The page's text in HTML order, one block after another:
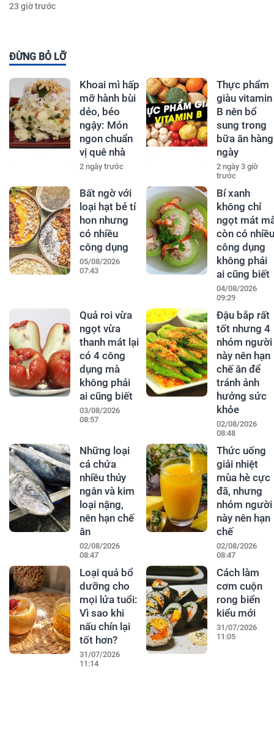
23 giờ trước
ĐỪNG BỎ LỠ
Khoai mì hấp
mỡ hành bùi
dẻo, béo
ngậy: Món
ngon chuẩn
vị quê nhà
2 ngày trước
Thực phẩm
giàu vitamin
B nên bổ
sung trong
bữa ăn hàng
ngày
2 ngày 3 giờ
trước
Bất ngờ với
loại hạt bé tí
hon nhưng
có nhiều
công dụng
05/08/2026
07:43
Bí xanh
không chỉ
ngọt mát
còn có nhiều
công dụng
không phải
ai cũng biết
04/08/2026
09:29
Quả roi vừa
ngọt vừa
thanh mát lại
có 4 công
dụng mà
không phải
ai cũng biết
03/08/2026
08:57
Đậu bắp rất
tốt nhưng 4
nhóm người
này nên hạn
chế ăn để
tránh ảnh
hưởng sức
khỏe
02/08/2026
08:48
Những loại
cá chứa
nhiều thủy
ngân và kim
loại nặng,
nên hạn chế
ăn
02/08/2026
08:47
Thức uống
giải nhiệt
mùa hè cực
đã, nhưng
nhóm người
này nên hạn
chế
02/08/2026
08:47
Loại quả bổ
dưỡng cho
mọi lứa tuổi:
Vì sao khi
nấu chín lại
tốt hơn?
31/07/2026
11:14
Cách làm
cơm cuộn
rong biển
kiểu mới
31/07/2026
11:05